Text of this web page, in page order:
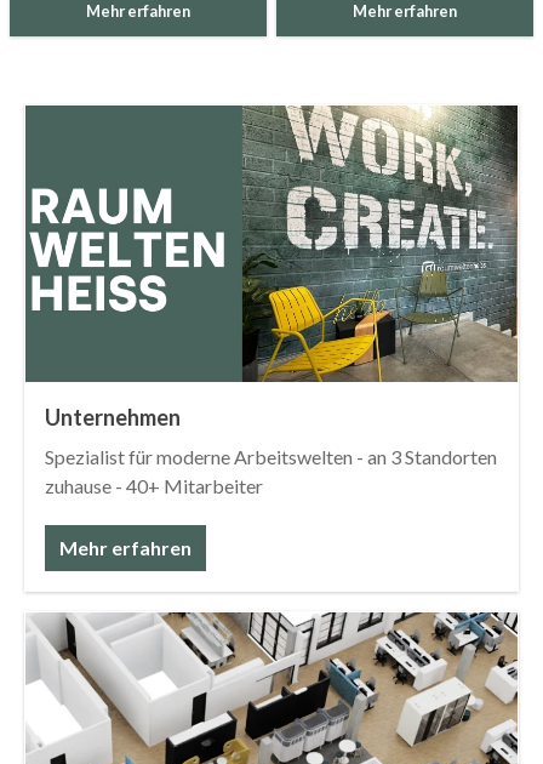
Mehr erfahren Mehr erfahren
Unternehmen
Spezialist für moderne Arbeitswelten - an 3 Standorten
zuhause - 40+ Mitarbeiter
Mehr erfahren